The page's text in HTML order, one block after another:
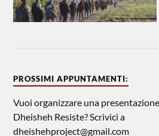
PROSSIMI APPUNTAMENTI:
Vuoi organizzare una
Dheisheh Resiste? Scrivici a
dheishehproject@gmail.com